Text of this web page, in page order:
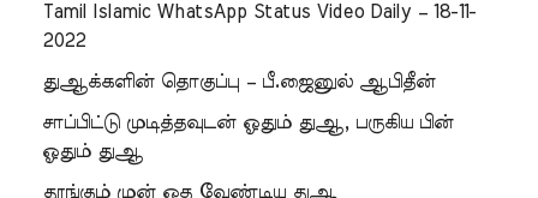
Tamil Islamic WhatsApp Status Video Daily – 18-11-
2022
துஆக்களின் தொகுப்பு – பீ.ஜைனுல் ஆபிதீன்
சாப்பிட்டு முடித்தவுடன் ஓதும் துஆ, பருகிய பின்
ஓதும் துஆ
தூங்கும் முன் ஓத வேண்டிய துஆ